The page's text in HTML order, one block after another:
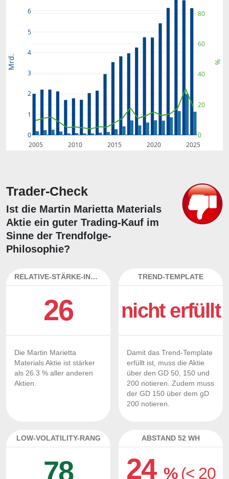
2005 2010 2015 2020 2025
0
1
2
3
4
5
6
0
20
40
60
80
Mrd. %
Trader-Check
Ist die Martin Marietta Materials
Aktie ein guter Trading-Kauf im
Sinne der Trendfolge-
Philosophie?
RELATIVE-STÄRKE-INDEX
26
Die Martin Marietta
Materials Aktie ist stärker
als 26.3 % aller anderen
Aktien.
TREND-TEMPLATE
nicht erfüllt
Damit das Trend-Template
erfüllt ist, muss die Aktie
über den GD 50, 150 und
200 notieren. Zudem muss
der GD 150 über dem gD
200 notieren.
LOW-VOLATILITY-RANG
78
ABSTAND 52 WH
24% (< 20